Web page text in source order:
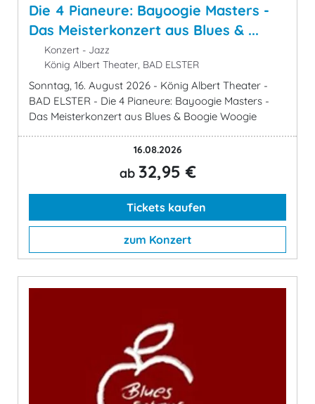
Die 4 Pianeure: Bayoogie Masters -
Das Meisterkonzert aus Blues & ...
Konzert - Jazz
König Albert Theater, BAD ELSTER
Sonntag, 16. August 2026 - König Albert Theater -
BAD ELSTER - Die 4 Pianeure: Bayoogie Masters -
Das Meisterkonzert aus Blues & Boogie Woogie
16.08.2026
ab 32,95 €
Tickets kaufen
zum Konzert